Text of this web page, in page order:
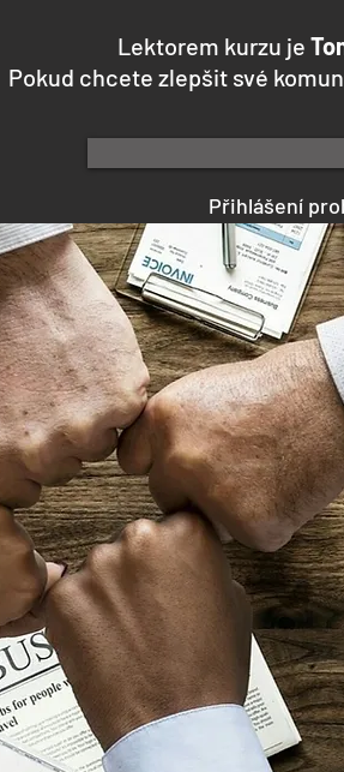
Lektorem kurzu je
Pokud chcete zlepšit své
Přihlášení